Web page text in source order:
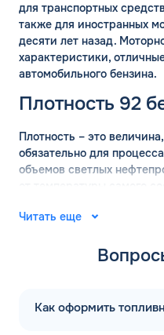
для транспортных
также для иностранных
десяти лет назад.
характеристики,
автомобильного бензина.
Плотность 92
Плотность – это
обязательно для
объемов светлых
плотности бензина
в сторону уменьшения
43,6 МДж/кг с небольшой
Читать еще
Как оформить